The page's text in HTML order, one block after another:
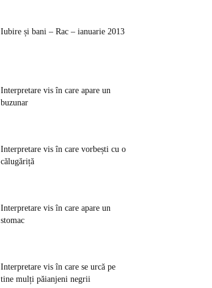
Iubire și bani – Rac – ianuarie 2013
Interpretare vis în care apare un
buzunar
Interpretare vis în care vorbești cu o
călugăriță
Interpretare vis în care apare un
stomac
Interpretare vis în care se urcă pe
tine mulți păianjeni negrii